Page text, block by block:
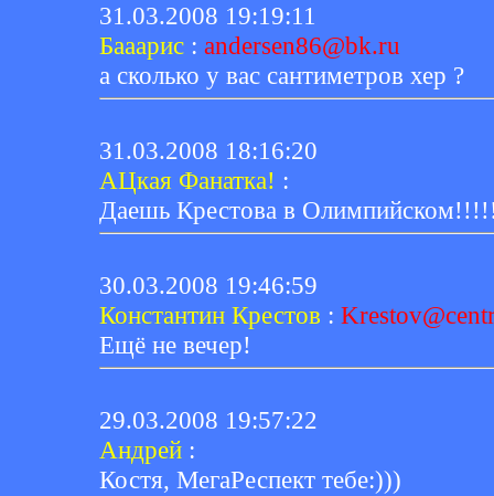
31.03.2008 19:19:11
Бааарис : andersen86@bk.ru
а сколько у вас сантиметров хер ?
31.03.2008 18:16:20
АЦкая Фанатка! :
Даешь Крестова в
30.03.2008 19:46:59
Константин Крестов :
Ещё не вечер!
29.03.2008 19:57:22
Андрей :
Костя, МегаРеспект тебе:)))